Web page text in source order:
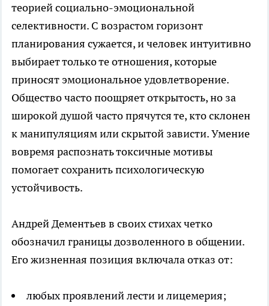
теорией социально-эмоциональной
селективности. С возрастом горизонт
планирования сужается, и человек интуитивно
выбирает только те отношения, которые
приносят эмоциональное удовлетворение.
Общество часто поощряет открытость, но за
широкой душой часто прячутся те, кто склонен
к манипуляциям или скрытой зависти. Умение
вовремя распознать токсичные мотивы
помогает сохранить психологическую
устойчивость.
Андрей Дементьев в своих стихах четко
обозначил границы дозволенного в общении.
Его жизненная позиция включала отказ от:
любых проявлений лести и лицемерия;